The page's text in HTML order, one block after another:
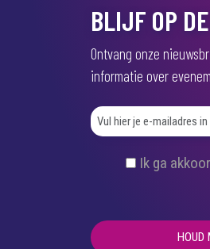
BLIJF OP
Ontvang onze
informatie over
Ik ga